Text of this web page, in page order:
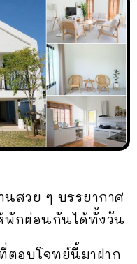
นสวย ๆ บรรยากาศ
พักผ่อนกันได้ทั้งวัน
ตอบโจทย์นี้มาฝาก